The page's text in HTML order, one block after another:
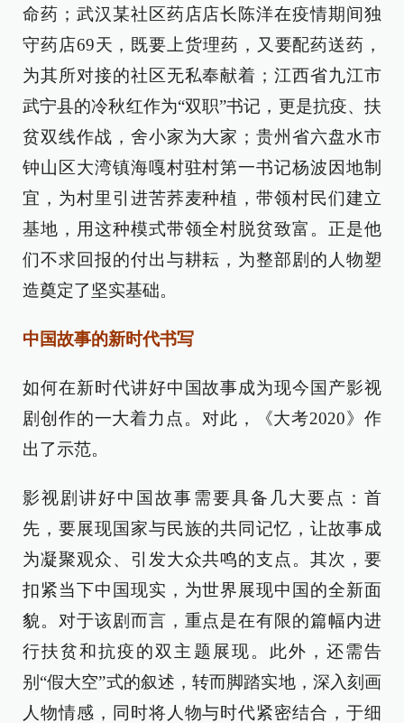
命药；武汉某社区药店店长陈洋在疫情期间独
守药店69天，既要上货理药，又要配药送药，
为其所对接的社区无私奉献着；江西省九江市
武宁县的冷秋红作为“双职”书记，更是抗疫、扶
贫双线作战，舍小家为大家；贵州省六盘水市
钟山区大湾镇海嘎村驻村第一书记杨波因地制
宜，为村里引进苦荞麦种植，带领村民们建立
基地，用这种模式带领全村脱贫致富。正是他
们不求回报的付出与耕耘，为整部剧的人物塑
造奠定了坚实基础。
中国故事的新时代书写
如何在新时代讲好中国故事成为现今国产影视
剧创作的一大着力点。对此，《大考2020》作
出了示范。
影视剧讲好中国故事需要具备几大要点：首
先，要展现国家与民族的共同记忆，让故事成
为凝聚观众、引发大众共鸣的支点。其次，要
扣紧当下中国现实，为世界展现中国的全新面
貌。对于该剧而言，重点是在有限的篇幅内进
行扶贫和抗疫的双主题展现。此外，还需告
别“假大空”式的叙述，转而脚踏实地，深入刻画
人物情感，同时将人物与时代紧密结合，于细